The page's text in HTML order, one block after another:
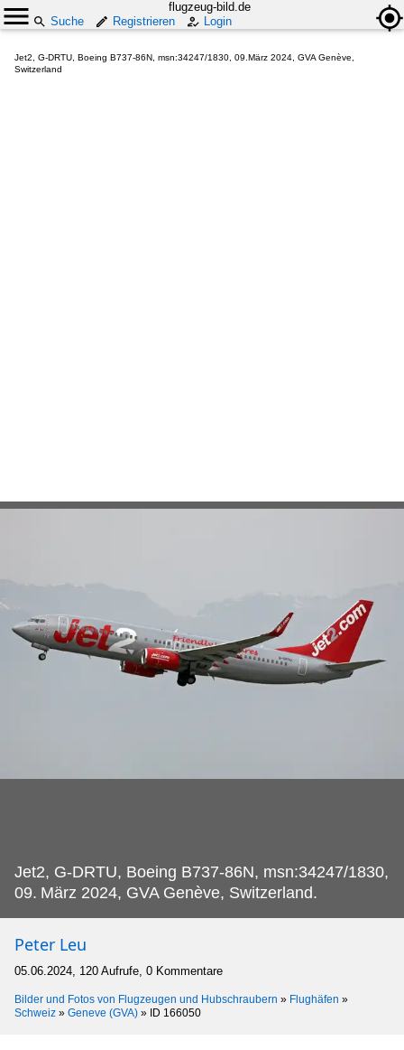
flugzeug-bild.de
Suche
Registrieren Login
Jet2, G-DRTU, Boeing B737-86N, msn:34247/1830, 09.März 2024, GVA Genève,
Switzerland
Jet2, G-DRTU, Boeing B737-86N, msn:34247/1830,
09. März 2024, GVA Genève, Switzerland.
Peter Leu
05.06.2024, 120 Aufrufe, 0 Kommentare
Bilder und Fotos von Flugzeugen und Hubschraubern » Flughäfen »
Schweiz » Geneve (GVA) » ID 166050